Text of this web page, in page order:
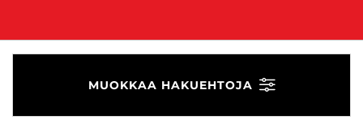
MUOKKAA HAKUEHTOJA